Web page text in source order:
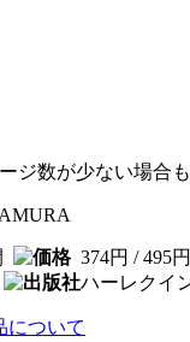
ジ数が少ない場合も
374円 / 495円
ハーレクイ
について